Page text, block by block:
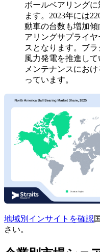
ボールベアリング
ます。2023年には
動車の台数も増加
アリングサプライ
スとなります。ブ
風力発電を推進し
メンテナンスにお
っています。
地域別インサイトを確認
さい。